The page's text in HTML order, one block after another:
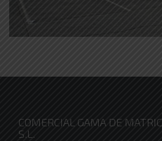
COMERCIAL GAMA DE
S.L.